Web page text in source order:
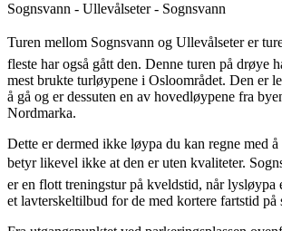
Sognsvann - Ullevålseter - Sognsvann
Turen mellom Sognsvann og Ullevålseter er
fleste har også gått den. Denne turen på drøye
mest brukte turløypene i Osloområdet. Den er
å gå og er dessuten en av hovedløypene fra
Nordmarka.
Dette er dermed ikke løypa du kan regne med
betyr likevel ikke at den er uten kvaliteter.
er en flott treningstur på kveldstid, når lysløypa
et lavterskeltilbud for de med kortere fartstid på